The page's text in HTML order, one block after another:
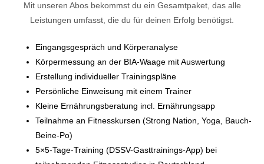
Mit unseren Abos bekommst du ein Gesamtpaket, das alle
Leistungen umfasst, die du für deinen Erfolg benötigst.
Eingangsgespräch und Körperanalyse
Körpermessung an der BIA-Waage mit Auswertung
Erstellung individueller Trainingspläne
Persönliche Einweisung mit einem Trainer
Kleine Ernährungsberatung incl. Ernährungsapp
Teilnahme an Fitnesskursen (Strong Nation, Yoga, Bauch-
Beine-Po)
5×5-Tage-Training (DSSV-Gasttrainings-App) bei